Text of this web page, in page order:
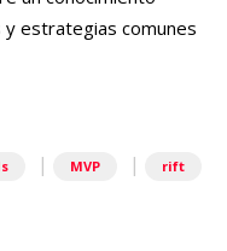
estrategias comunes
| MVP | rift